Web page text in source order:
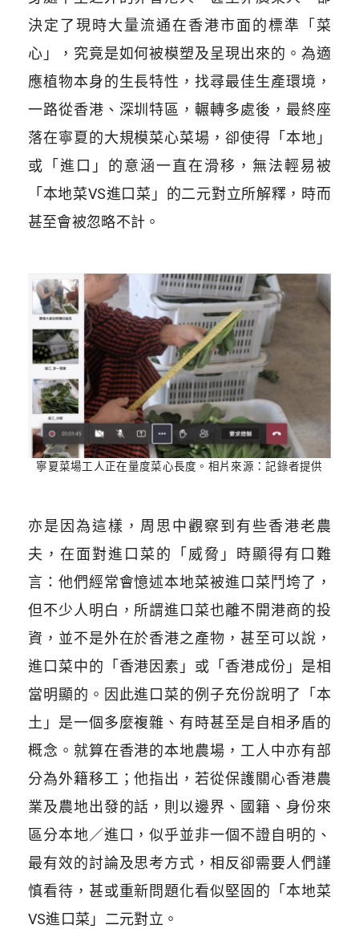
決定了現時大量流通在香港市面的標準「菜
心」，究竟是如何被模塑及呈現出來的。為適
應植物本身的生長特性，找尋最佳生產環境，
一路從香港、深圳特區，輾轉多處後，最終座
落在寧夏的大規模菜心菜場，卻使得「本地」
或「進口」的意涵一直在滑移，無法輕易被
「本地菜VS進口菜」的二元對立所解釋，時而
甚至會被忽略不計。
寧夏菜場工人正在量度菜心長度。相片來源：記錄者提供
亦是因為這樣，周思中觀察到有些香港老農
夫，在面對進口菜的「威脅」時顯得有口難
言：他們經常會憶述本地菜被進口菜鬥垮了，
但不少人明白，所謂進口菜也離不開港商的投
資，並不是外在於香港之產物，甚至可以說，
進口菜中的「香港因素」或「香港成份」是相
當明顯的。因此進口菜的例子充份說明了「本
土」是一個多麼複雜、有時甚至是自相矛盾的
概念。就算在香港的本地農場，工人中亦有部
分為外籍移工；他指出，若從保護關心香港農
業及農地出發的話，則以邊界、國籍、身份來
區分本地／進口，似乎並非一個不證自明的、
最有效的討論及思考方式，相反卻需要人們謹
慎看待，甚或重新問題化看似堅固的「本地菜
VS進口菜」二元對立。